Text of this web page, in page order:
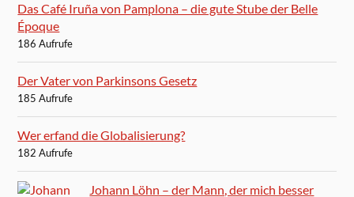
Das Café Iruña von Pamplona – die gute Stube der Belle
Époque
186 Aufrufe
Der Vater von Parkinsons Gesetz
185 Aufrufe
Wer erfand die Globalisierung?
182 Aufrufe
Johann Löhn – der Mann, der mich besser